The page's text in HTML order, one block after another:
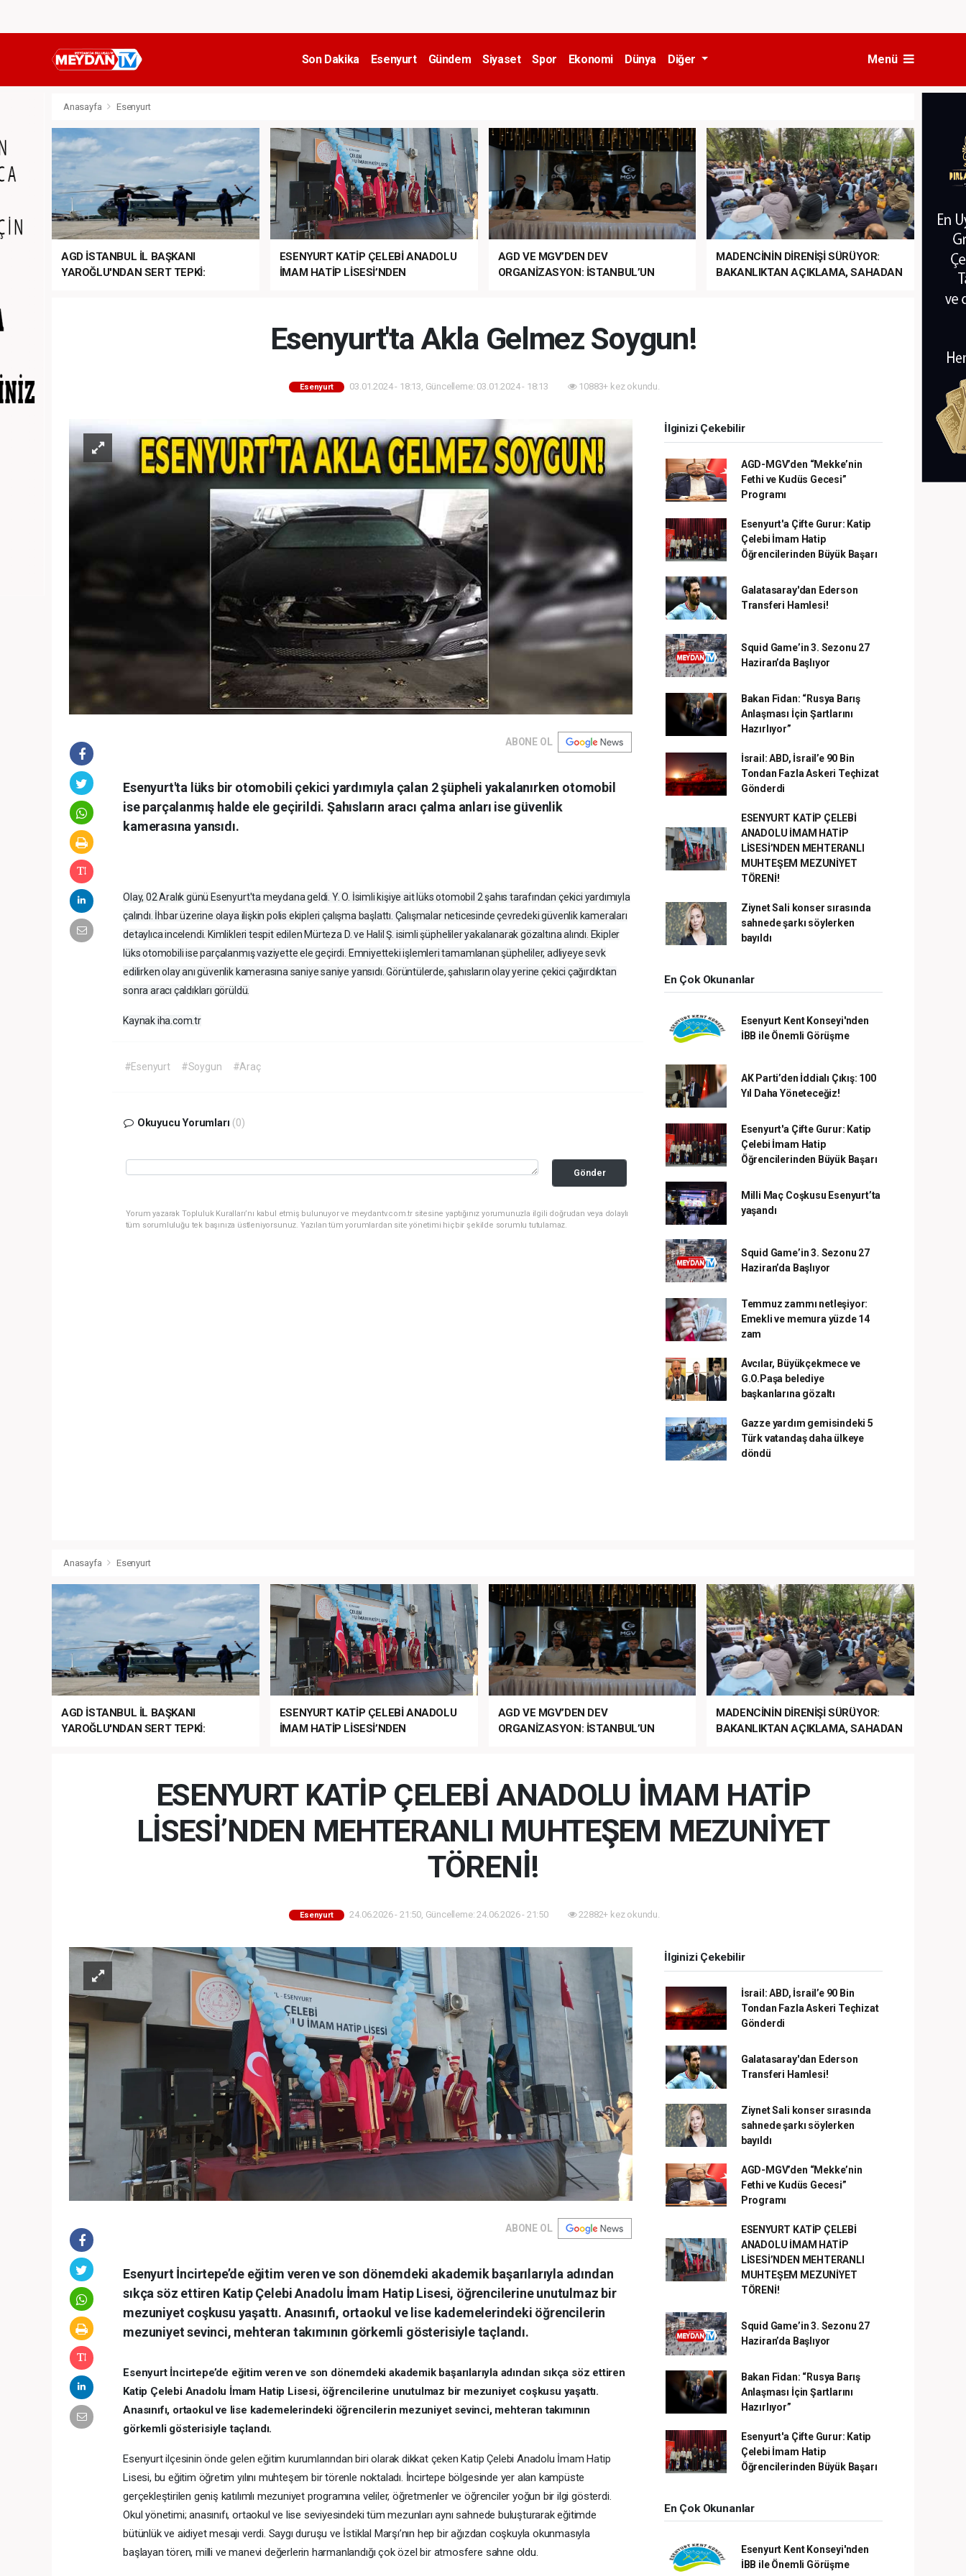
Son Dakika Esenyurt Gündem Siyaset Spor Ekonomi Dünya Diğer Menü
Anasayfa Esenyurt
AGD İSTANBUL İL BAŞKANI
YAROĞLU'NDAN SERT TEPKİ:
ESENYURT KATİP ÇELEBİ ANADOLU
İMAM HATİP LİSESİ’NDEN
AGD VE MGV’DEN DEV
ORGANİZASYON: İSTANBUL’UN
MADENCİNİN DİRENİŞİ SÜRÜYOR:
BAKANLIKTAN AÇIKLAMA, SAHADAN
Esenyurt'ta Akla Gelmez Soygun!
Esenyurt 03.01.2024 - 18:13, Güncelleme: 03.01.2024 - 18:13 10883+ kez okundu.
ABONE OL
Esenyurt'ta lüks bir otomobili çekici yardımıyla çalan 2 şüpheli yakalanırken otomobil
ise parçalanmış halde ele geçirildi. Şahısların aracı çalma anları ise güvenlik
kamerasına yansıdı.
Olay, 02 Aralık günü Esenyurt'ta meydana geldi. Y. O. İsimli kişiye ait lüks otomobil 2 şahıs tarafından çekici yardımıyla
çalındı. İhbar üzerine olaya ilişkin polis ekipleri çalışma başlattı. Çalışmalar neticesinde çevredeki güvenlik kameraları
detaylıca incelendi. Kimlikleri tespit edilen Mürteza D. ve Halil Ş. isimli şüpheliler yakalanarak gözaltına alındı. Ekipler
lüks otomobili ise parçalanmış vaziyette ele geçirdi. Emniyetteki işlemleri tamamlanan şüpheliler, adliyeye sevk
edilirken olay anı güvenlik kamerasına saniye saniye yansıdı. Görüntülerde, şahısların olay yerine çekici çağırdıktan
sonra aracı çaldıkları görüldü.
Kaynak iha.com.tr
#Esenyurt #Soygun #Araç
Okuyucu Yorumları (0)
Gönder
Yorum yazarak Topluluk Kuralları’nı kabul etmiş bulunuyor ve meydantv.com.tr sitesine yaptığınız yorumunuzla ilgili doğrudan veya dolaylı
tüm sorumluluğu tek başınıza üstleniyorsunuz. Yazılan tüm yorumlardan site yönetimi hiçbir şekilde sorumlu tutulamaz.
İlginizi Çekebilir
AGD-MGV’den “Mekke’nin
Fethi ve Kudüs Gecesi”
Programı
Esenyurt'a Çifte Gurur: Katip
Çelebi İmam Hatip
Öğrencilerinden Büyük Başarı
Galatasaray'dan Ederson
Transferi Hamlesi!
Squid Game’in 3. Sezonu 27
Haziran’da Başlıyor
Bakan Fidan: “Rusya Barış
Anlaşması İçin Şartlarını
Hazırlıyor”
İsrail: ABD, İsrail’e 90 Bin
Tondan Fazla Askeri Teçhizat
Gönderdi
ESENYURT KATİP ÇELEBİ
ANADOLU İMAM HATİP
LİSESİ’NDEN MEHTERANLI
MUHTEŞEM MEZUNİYET
TÖRENİ!
Ziynet Sali konser sırasında
sahnede şarkı söylerken
bayıldı
En Çok Okunanlar
Esenyurt Kent Konseyi'nden
İBB ile Önemli Görüşme
AK Parti’den İddialı Çıkış: 100
Yıl Daha Yöneteceğiz!
Esenyurt'a Çifte Gurur: Katip
Çelebi İmam Hatip
Öğrencilerinden Büyük Başarı
Milli Maç Coşkusu Esenyurt’ta
yaşandı
Squid Game’in 3. Sezonu 27
Haziran’da Başlıyor
Temmuz zammı netleşiyor:
Emekli ve memura yüzde 14
zam
Avcılar, Büyükçekmece ve
G.O.Paşa belediye
başkanlarına gözaltı
Gazze yardım gemisindeki 5
Türk vatandaş daha ülkeye
döndü
Anasayfa Esenyurt
AGD İSTANBUL İL BAŞKANI
YAROĞLU'NDAN SERT TEPKİ:
ESENYURT KATİP ÇELEBİ ANADOLU
İMAM HATİP LİSESİ’NDEN
AGD VE MGV’DEN DEV
ORGANİZASYON: İSTANBUL’UN
MADENCİNİN DİRENİŞİ SÜRÜYOR:
BAKANLIKTAN AÇIKLAMA, SAHADAN
ESENYURT KATİP ÇELEBİ ANADOLU İMAM HATİP
LİSESİ’NDEN MEHTERANLI MUHTEŞEM MEZUNİYET
TÖRENİ!
Esenyurt 24.06.2026 - 21:50, Güncelleme: 24.06.2026 - 21:50 22882+ kez okundu.
ABONE OL
Esenyurt İncirtepe’de eğitim veren ve son dönemdeki akademik başarılarıyla adından
sıkça söz ettiren Katip Çelebi Anadolu İmam Hatip Lisesi, öğrencilerine unutulmaz bir
mezuniyet coşkusu yaşattı. Anasınıfı, ortaokul ve lise kademelerindeki öğrencilerin
mezuniyet sevinci, mehteran takımının görkemli gösterisiyle taçlandı.
Esenyurt İncirtepe’de eğitim veren ve son dönemdeki akademik başarılarıyla adından sıkça söz ettiren
Katip Çelebi Anadolu İmam Hatip Lisesi, öğrencilerine unutulmaz bir mezuniyet coşkusu yaşattı.
Anasınıfı, ortaokul ve lise kademelerindeki öğrencilerin mezuniyet sevinci, mehteran takımının
görkemli gösterisiyle taçlandı.
Esenyurt ilçesinin önde gelen eğitim kurumlarından biri olarak dikkat çeken Katip Çelebi Anadolu İmam Hatip
Lisesi, bu eğitim öğretim yılını muhteşem bir törenle noktaladı. İncirtepe bölgesinde yer alan kampüste
gerçekleştirilen geniş katılımlı mezuniyet programına veliler, öğretmenler ve öğrenciler yoğun bir ilgi gösterdi.
Okul yönetimi; anasınıfı, ortaokul ve lise seviyesindeki tüm mezunları aynı sahnede buluşturarak eğitimde
bütünlük ve aidiyet mesajı verdi. Saygı duruşu ve İstiklal Marşı’nın hep bir ağızdan coşkuyla okunmasıyla
başlayan tören, milli ve manevi değerlerin harmanlandığı çok özel bir atmosfere sahne oldu.
İlginizi Çekebilir
İsrail: ABD, İsrail’e 90 Bin
Tondan Fazla Askeri Teçhizat
Gönderdi
Galatasaray'dan Ederson
Transferi Hamlesi!
Ziynet Sali konser sırasında
sahnede şarkı söylerken
bayıldı
AGD-MGV’den “Mekke’nin
Fethi ve Kudüs Gecesi”
Programı
ESENYURT KATİP ÇELEBİ
ANADOLU İMAM HATİP
LİSESİ’NDEN MEHTERANLI
MUHTEŞEM MEZUNİYET
TÖRENİ!
Squid Game’in 3. Sezonu 27
Haziran’da Başlıyor
Bakan Fidan: “Rusya Barış
Anlaşması İçin Şartlarını
Hazırlıyor”
Esenyurt'a Çifte Gurur: Katip
Çelebi İmam Hatip
Öğrencilerinden Büyük Başarı
En Çok Okunanlar
Esenyurt Kent Konseyi'nden
İBB ile Önemli Görüşme